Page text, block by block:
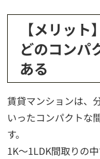
【メリッ
どのコンパ
ある
賃貸マンションは、
いったコンパクトな
す。
1K～1LDK間取りの